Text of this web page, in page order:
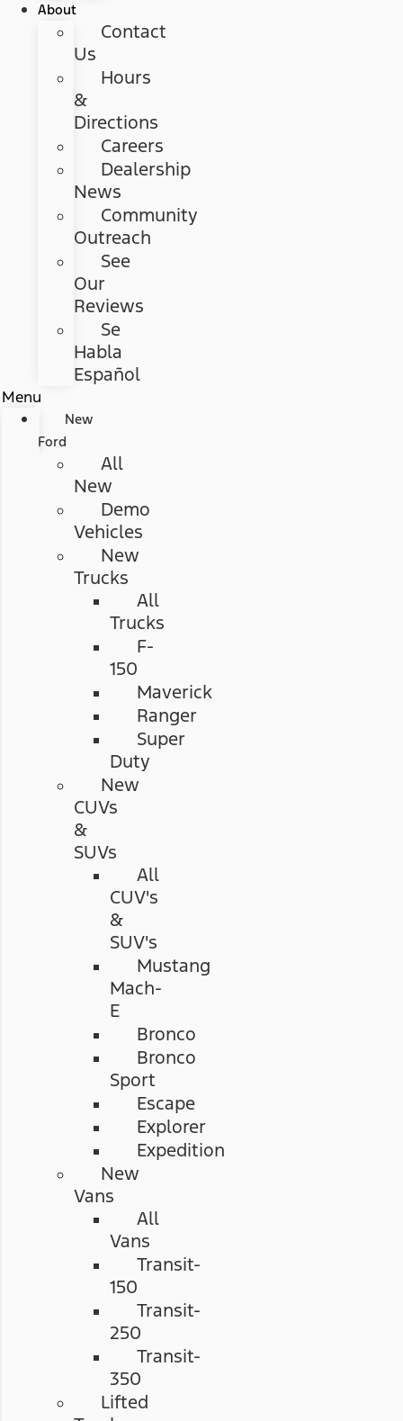
About
Contact
Us
Hours
&
Directions
Careers
Dealership
News
Community
Outreach
See
Our
Reviews
Se
Habla
Español
Menu
New
Ford
All
New
Demo
Vehicles
New
Trucks
All
Trucks
F-
150
Maverick
Ranger
Super
Duty
New
CUVs
&
SUVs
All
CUV's
&
SUV's
Mustang
Mach-
E
Bronco
Bronco
Sport
Escape
Explorer
Expedition
New
Vans
All
Vans
Transit-
150
Transit-
250
Transit-
350
Lifted